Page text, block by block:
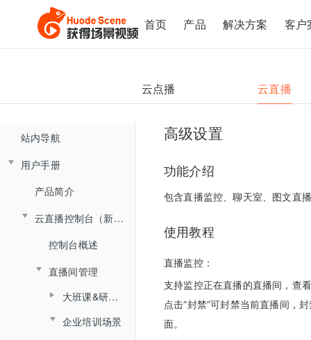
首页 产品 解决方案 客户
云点播 云直播
站内导航
用户手册
产品简介
云直播控制台（新版)
控制台概述
直播间管理
大班课&研讨会场景
创建直播间
企业培训场景
高级设置
功能介绍
包含直播监控、聊天室、图文直
使用教程
直播监控：
支持监控正在直播的直播间，查
点击“封禁”可封禁当前直播间，
面。